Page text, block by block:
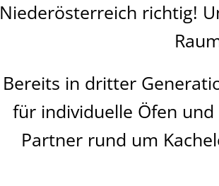
Niederösterreich richtig!
Bereits in dritter
für individuelle Öfen
Partner rund um